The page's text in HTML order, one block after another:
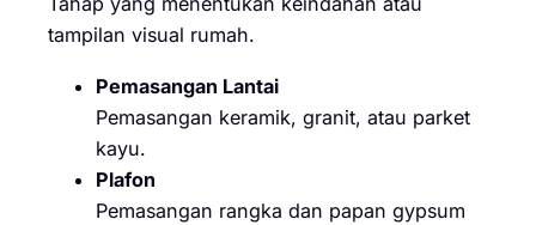
tampilan visual rumah.
Pemasangan Lantai
Pemasangan keramik, granit, atau parket
kayu.
Plafon
Pemasangan rangka dan papan gypsum